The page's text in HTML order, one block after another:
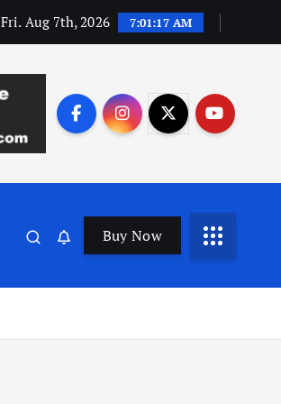
Fri. Aug 7th, 2026 7:01:18 AM
Buy Now